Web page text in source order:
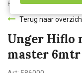
Home Webshop
Terug naar
Unger Hiflo
master 6mtr